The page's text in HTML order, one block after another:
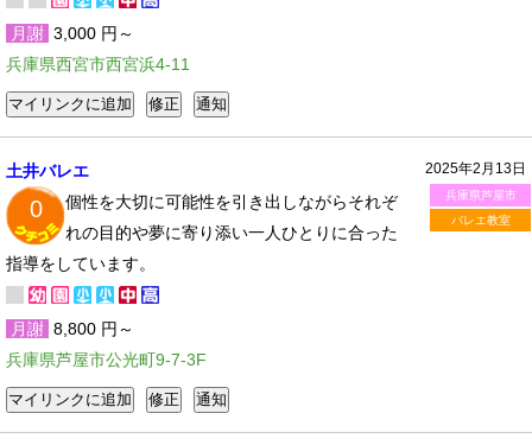
月謝 3,000 円～
兵庫県西宮市西宮浜4-11
2025年2月13日
兵庫県芦屋市
バレエ教室
土井バレエ
0
個性を大切に可能性を引き出しながらそれぞ
れの目的や夢に寄り添い一人ひとりに合った
指導をしています。
月謝 8,800 円～
兵庫県芦屋市公光町9-7-3F